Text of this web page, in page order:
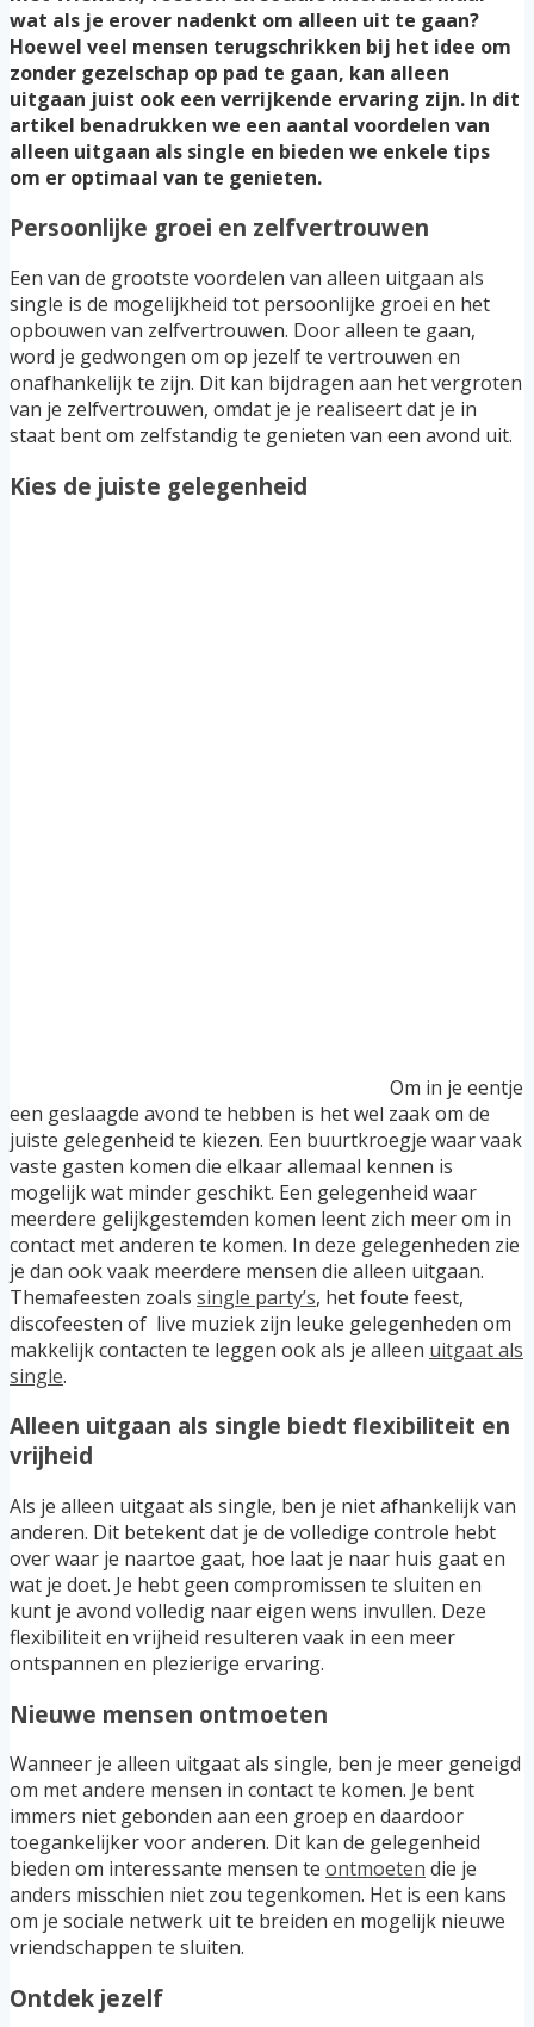
wat als je erover nadenkt om alleen uit te gaan?
Hoewel veel mensen terugschrikken bij het idee om
zonder gezelschap op pad te gaan, kan alleen
uitgaan juist ook een verrijkende ervaring zijn. In dit
artikel benadrukken we een aantal voordelen van
alleen uitgaan als single en bieden we enkele tips
om er optimaal van te genieten.
Persoonlijke groei en zelfvertrouwen
Een van de grootste voordelen van alleen uitgaan als
single is de mogelijkheid tot persoonlijke groei en het
opbouwen van zelfvertrouwen. Door alleen te gaan,
word je gedwongen om op jezelf te vertrouwen en
onafhankelijk te zijn. Dit kan bijdragen aan het vergroten
van je zelfvertrouwen, omdat je je realiseert dat je in
staat bent om zelfstandig te genieten van een avond uit.
Kies de juiste gelegenheid
Om in je eentje
een geslaagde avond te hebben is het wel zaak om de
juiste gelegenheid te kiezen. Een buurtkroegje waar vaak
vaste gasten komen die elkaar allemaal kennen is
mogelijk wat minder geschikt. Een gelegenheid waar
meerdere gelijkgestemden komen leent zich meer om in
contact met anderen te komen. In deze gelegenheden zie
je dan ook vaak meerdere mensen die alleen uitgaan.
Themafeesten zoals single party’s, het foute feest,
discofeesten of live muziek zijn leuke gelegenheden om
makkelijk contacten te leggen ook als je alleen uitgaat als
single.
Alleen uitgaan als single biedt flexibiliteit en
vrijheid
Als je alleen uitgaat als single, ben je niet afhankelijk van
anderen. Dit betekent dat je de volledige controle hebt
over waar je naartoe gaat, hoe laat je naar huis gaat en
wat je doet. Je hebt geen compromissen te sluiten en
kunt je avond volledig naar eigen wens invullen. Deze
flexibiliteit en vrijheid resulteren vaak in een meer
ontspannen en plezierige ervaring.
Nieuwe mensen ontmoeten
Wanneer je alleen uitgaat als single, ben je meer geneigd
om met andere mensen in contact te komen. Je bent
immers niet gebonden aan een groep en daardoor
toegankelijker voor anderen. Dit kan de gelegenheid
bieden om interessante mensen te ontmoeten die je
anders misschien niet zou tegenkomen. Het is een kans
om je sociale netwerk uit te breiden en mogelijk nieuwe
vriendschappen te sluiten.
Ontdek jezelf